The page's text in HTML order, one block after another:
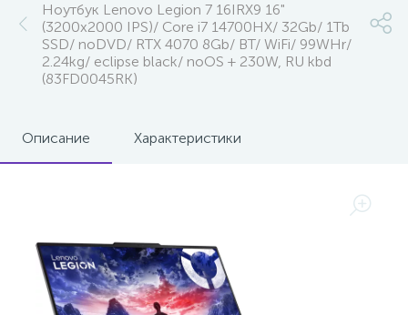
Ноутбук Lenovo Legion 7 16IRX9 16"
(3200x2000 IPS)/ Core i7 14700HX/ 32Gb/ 1Tb
SSD/ noDVD/ RTX 4070 8Gb/ BT/ WiFi/ 99WHr/
2.24kg/ eclipse black/ noOS + 230W, RU kbd
(83FD0045RK)
Описание Характеристики